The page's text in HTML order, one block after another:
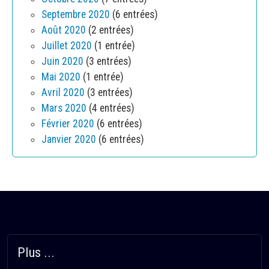
Septembre 2020 (6 entrées)
Août 2020 (2 entrées)
Juillet 2020 (1 entrée)
Juin 2020 (3 entrées)
Mai 2020 (1 entrée)
Avril 2020 (3 entrées)
Mars 2020 (4 entrées)
Février 2020 (6 entrées)
Janvier 2020 (6 entrées)
Plus ...